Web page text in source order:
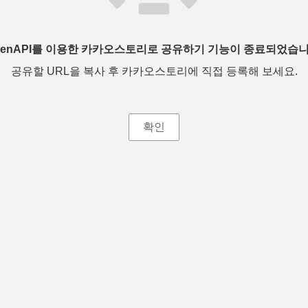
를 이용한 카카오스토리로 공유하기 기능이 종료되었습
공유할 URL을 복사 후 카카오스토리에 직접 등록해 보세요.
확인